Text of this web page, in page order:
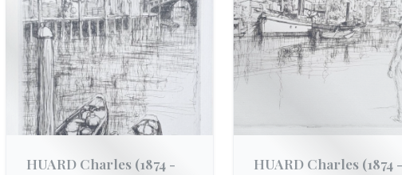
HUARD Charles (1874 -
HUARD Charles (1874 -